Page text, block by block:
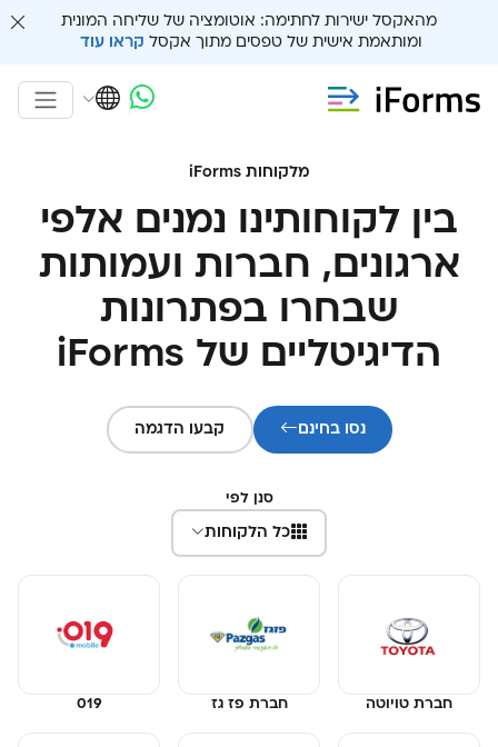
מהאקסל ישירות לחתימה: אוטומציה של שליחה המונית
ומותאמת אישית של טפסים מתוך אקסל קראו עוד
מלקוחות iForms
בין לקוחותינו נמנים אלפי
ארגונים, חברות ועמותות
שבחרו בפתרונות
הדיגיטליים של iForms
נסו בחינם קבעו הדגמה
סנן לפי
כל הלקוחות
חברת טויוטה חברת פז גז 019